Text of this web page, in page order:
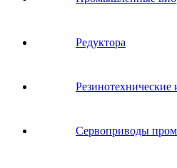
Редуктора
Сервоприводы